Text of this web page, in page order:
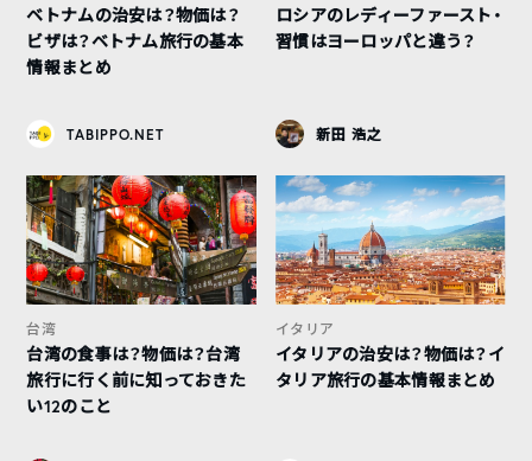
ベトナムの治安は？物価は？
ビザは？ベトナム旅行の基本
情報まとめ
TABIPPO.NET
ロシアのレディーファースト・
習慣はヨーロッパと違う？
新田 浩之
台湾
台湾の食事は？物価は？台湾
旅行に行く前に知っておきた
い12のこと
イタリア
イタリアの治安は？物価は？イ
タリア旅行の基本情報まとめ